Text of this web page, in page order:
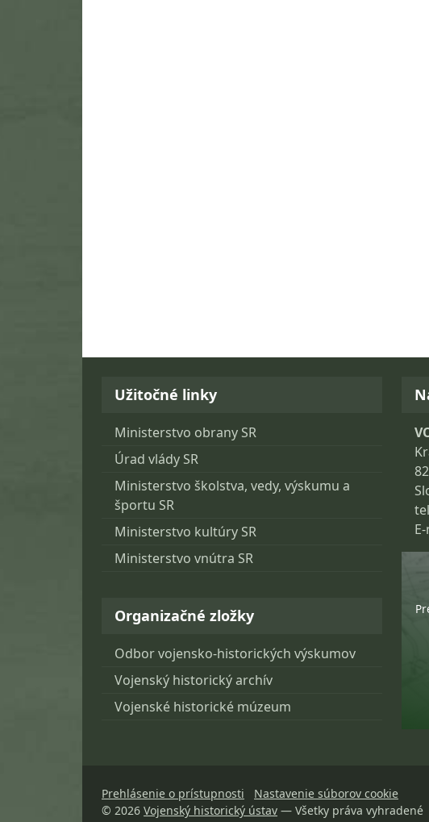
Užitočné linky
Ministerstvo obrany SR
Úrad vlády SR
Ministerstvo školstva, vedy, výskumu a
športu SR
Ministerstvo kultúry SR
Ministerstvo vnútra SR
Organizačné zložky
Odbor vojensko-historických výskumov
Vojenský historický archív
Vojenské historické múzeum
Prehlásenie o prístupnosti
Nastavenie súborov cookie
© 2026 Vojenský historický ústav — Všetky práva vyhradené